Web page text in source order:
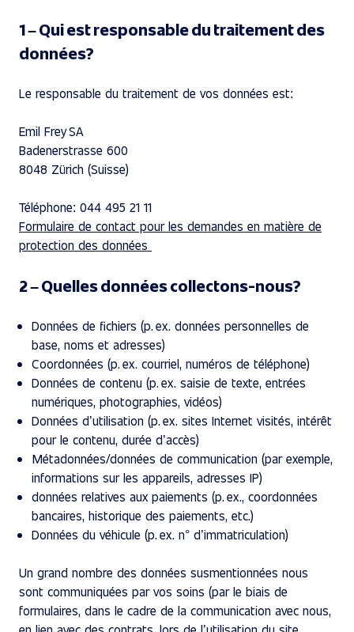
1 – Qui est responsable du traitement des
données?
Le responsable du traitement de vos données est:
Emil Frey SA
Badenerstrasse 600
⁠8048 Zürich ⁠(Suisse) ⁠⁠
Téléphone: 044 495 21 11 ⁠
Formulaire de contact⁠ pour les demandes en matière de
protection des données
2 – Quelles données collectons-nous?
Données de fichiers (p. ex. données personnelles de
base, noms et adresses)
Coordonnées (p. ex. courriel, numéros de téléphone)
Données de contenu (p. ex. saisie de texte, entrées
numériques, photographies, vidéos)
Données d’utilisation (p. ex. sites Internet visités, intérêt
pour le contenu, durée d’accès)
Métadonnées/données de communication (par exemple,
informations sur les appareils, adresses IP)
données relatives aux paiements (p. ex., coordonnées
bancaires, historique des paiements, etc.)
Données du véhicule (p. ex. n° d’immatriculation)
Un grand nombre des données susmentionnées nous
sont communiquées par vos soins (par le biais de
formulaires, dans le cadre de la communication avec nous,